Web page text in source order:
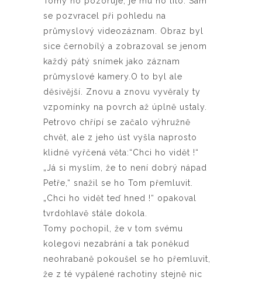
se pozvracel při pohledu na
průmyslový videozáznam. Obraz byl
sice černobílý a zobrazoval se jenom
každý pátý snímek jako záznam
průmyslové kamery.O to byl ale
děsivější. Znovu a znovu vyvěraly ty
vzpomínky na povrch až úplně ustaly.
Petrovo chřípí se začalo výhružně
chvět, ale z jeho úst vyšla naprosto
klidně vyřčená věta:“Chci ho vidět !“
„Já si myslím, že to není dobrý nápad
Petře,“ snažil se ho Tom přemluvit.
„Chci ho vidět teď hned !“ opakoval
tvrdohlavě stále dokola.
Tomy pochopil, že v tom svému
kolegovi nezabrání a tak poněkud
neohrabaně pokoušel se ho přemluvit,
že z té vypálené rachotiny stejně nic